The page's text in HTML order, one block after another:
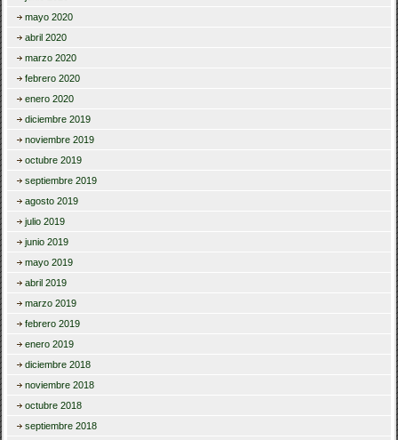
mayo 2020
abril 2020
marzo 2020
febrero 2020
enero 2020
diciembre 2019
noviembre 2019
octubre 2019
septiembre 2019
agosto 2019
julio 2019
junio 2019
mayo 2019
abril 2019
marzo 2019
febrero 2019
enero 2019
diciembre 2018
noviembre 2018
octubre 2018
septiembre 2018